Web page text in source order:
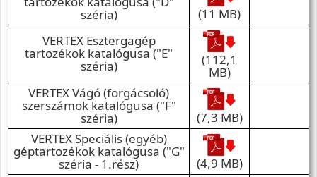
széria)
(11 MB)
VERTEX Esztergagép
tartozékok katalógusa ("E"
széria) (112,1
MB)
VERTEX Vágó (forgácsoló)
szerszámok katalógusa ("F"
széria)
(7,3 MB)
VERTEX Speciális (egyéb)
géptartozékok katalógusa ("G"
széria - 1.rész)
(4,9 MB)